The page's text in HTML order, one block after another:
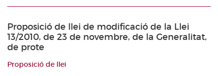
Proposició de llei de modificació de la Llei
13/2010, de 23 de novembre, de la Generalitat,
de prote
Proposició de llei